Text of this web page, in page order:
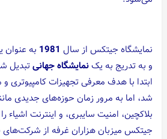
نمایشگاه جیتکس از سال 1981 به عنوان
و به تدریج به یکنمایشگاه جهانیتبدیل
ابتدا با هدف معرفی تجهیزات کامپیوتری
شد، اما به مرور زمان حوزه‌های جدیدی
بلاکچین، امنیت سایبری، و اینترنت اشیاء
جیتکس میزبان هزاران غرفه از شرکت‌های